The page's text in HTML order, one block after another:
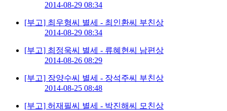
2014-08-29 08:34
[부고] 최우형씨 별세 - 최인환씨 부친상
2014-08-29 08:34
[부고] 최정욱씨 별세 - 류혜현씨 남편상
2014-08-26 08:29
[부고] 장양수씨 별세 - 장석주씨 부친상
2014-08-25 08:48
[부고] 허재필씨 별세 - 박진해씨 모친상